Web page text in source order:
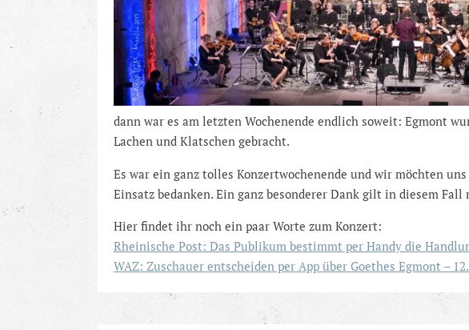
dann war es am letzten Wochenende endlich soweit: Egmont
Lachen und Klatschen gebracht.
Es war ein ganz tolles Konzertwochenende und wir möchten
Einsatz bedanken. Ein ganz besonderer Dank gilt in diesem
Hier findet ihr noch ein paar Worte zum Konzert:
Rheinische Post: Das Publikum bestimmt per Handy die
WAZ: Zuschauer entscheiden per App über Goethes Egmont –